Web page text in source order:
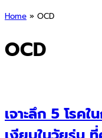
Home » OCD
OCD
เจาะลึก 5 โรค